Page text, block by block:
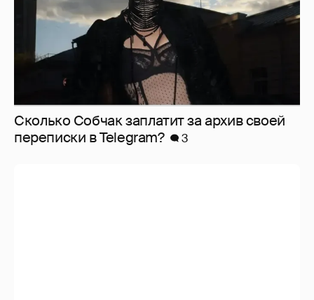
Сколько Собчак заплатит за архив своей
перeписки в Telegram?
3